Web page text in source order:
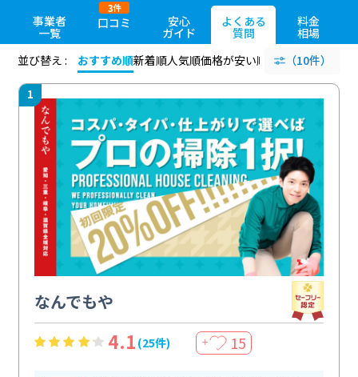
事業者
一覧
口コミ
3件
安心
ガイド
よくある
質問
料金
相場
並び替え :
おすすめ順新着順人気順価格が安い順 評価が高い順
（10件）
1
なんでもや
4.1 (25件) ＋ 15